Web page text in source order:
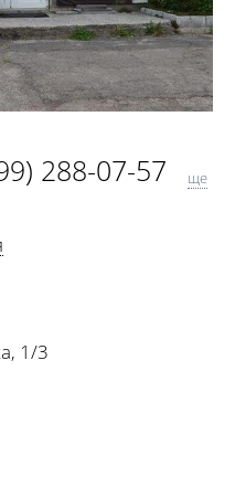
288-07-57
ще
1/3